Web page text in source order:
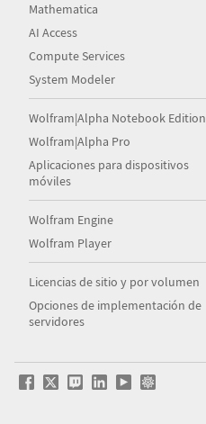
Mathematica
AI Access
Compute Services
System Modeler
Wolfram|Alpha Notebook Edition
Wolfram|Alpha Pro
Aplicaciones para dispositivos
móviles
Wolfram Engine
Wolfram Player
Licencias de sitio y por volumen
Opciones de implementación de
servidores